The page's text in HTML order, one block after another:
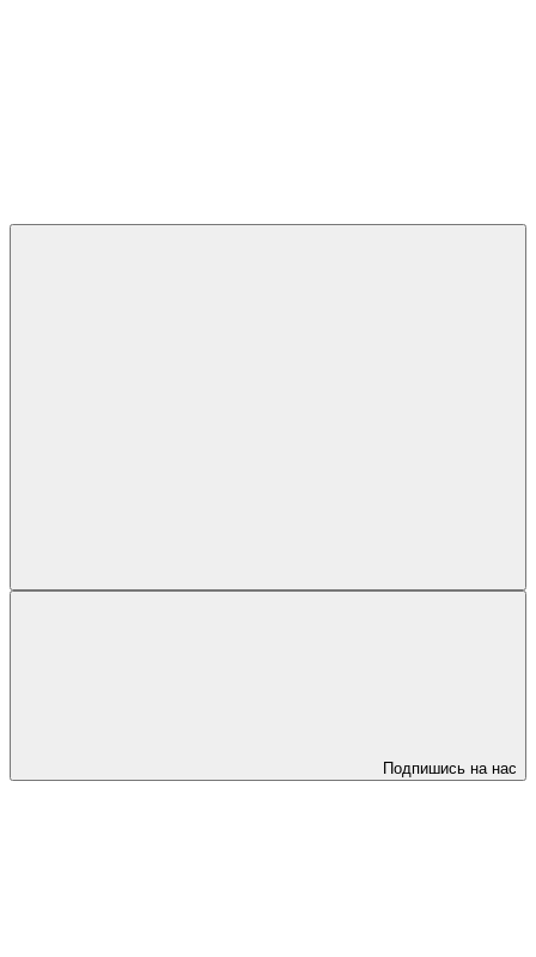
Подпишись на нас